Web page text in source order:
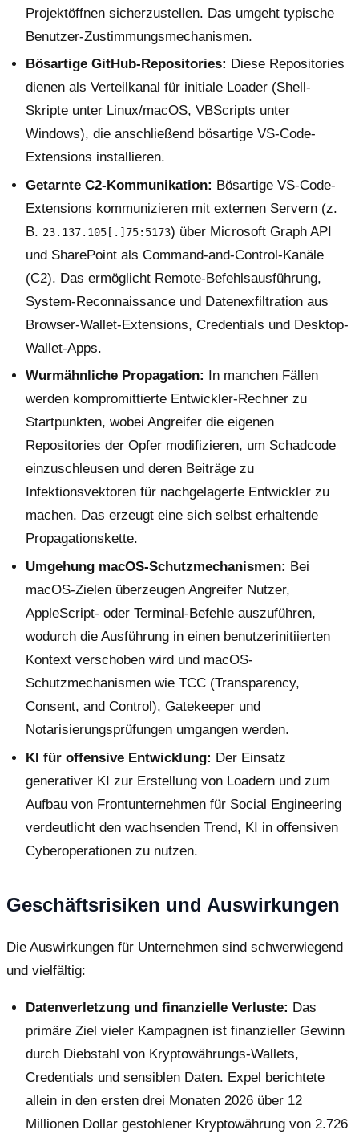
Projektöffnen sicherzustellen. Das umgeht typische
Benutzer-Zustimmungsmechanismen.
Bösartige GitHub-Repositories: Diese Repositories
dienen als Verteilkanal für initiale Loader (Shell-
Skripte unter Linux/macOS, VBScripts unter
Windows), die anschließend bösartige VS-Code-
Extensions installieren.
Getarnte C2-Kommunikation: Bösartige VS-Code-
Extensions kommunizieren mit externen Servern (z.
B. 23.137.105[.]75:5173) über Microsoft Graph API
und SharePoint als Command-and-Control-Kanäle
(C2). Das ermöglicht Remote-Befehlsausführung,
System-Reconnaissance und Datenexfiltration aus
Browser-Wallet-Extensions, Credentials und Desktop-
Wallet-Apps.
Wurmähnliche Propagation:
In manchen Fällen
werden kompromittierte Entwickler-Rechner zu
Startpunkten, wobei Angreifer die eigenen
Repositories der Opfer modifizieren, um Schadcode
einzuschleusen und deren Beiträge zu
Infektionsvektoren für nachgelagerte Entwickler zu
machen. Das erzeugt eine sich selbst erhaltende
Propagationskette.
Umgehung macOS-Schutzmechanismen: Bei
macOS-Zielen überzeugen Angreifer Nutzer,
AppleScript- oder Terminal-Befehle auszuführen,
wodurch die Ausführung in einen benutzerinitiierten
Kontext verschoben wird und macOS-
Schutzmechanismen wie TCC (Transparency,
Consent, and Control), Gatekeeper und
Notarisierungsprüfungen umgangen werden.
KI für offensive Entwicklung: Der Einsatz
generativer KI zur Erstellung von Loadern und zum
Aufbau von Frontunternehmen für Social Engineering
verdeutlicht den wachsenden Trend, KI in offensiven
Cyberoperationen zu nutzen.
Geschäftsrisiken und Auswirkungen
Die Auswirkungen für Unternehmen sind schwerwiegend
und vielfältig:
Datenverletzung und finanzielle Verluste: Das
primäre Ziel vieler Kampagnen ist finanzieller Gewinn
durch Diebstahl von Kryptowährungs-Wallets,
Credentials und sensiblen Daten. Expel berichtete
allein in den ersten drei Monaten 2026 über 12
Millionen Dollar gestohlener Kryptowährung von 2.726